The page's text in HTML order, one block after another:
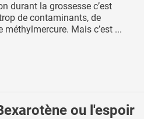
durant la grossesse c’est
de contaminants, de
Mais c’est ...
ou l'espoir